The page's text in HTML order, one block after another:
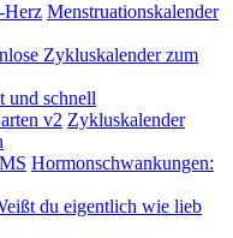
Menstruationskalender
Zykluskalender zum
und schnell
Zykluskalender
Hormonschwankungen: